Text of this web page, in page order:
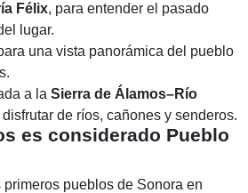
Félix, para entender el pasado
lugar.
una vista panorámica del pueblo
a la Sierra de Álamos–Río
disfrutar de ríos, cañones y senderos.
es considerado Pueblo
pueblos de Sonora en